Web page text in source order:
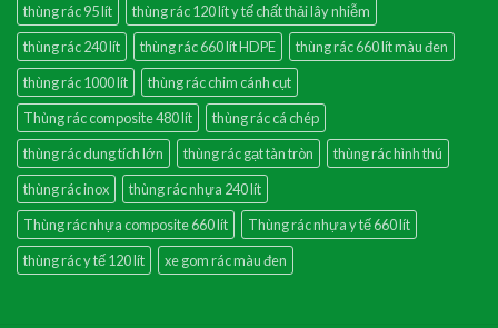
thùng rác 95 lít
thùng rác 120 lít y tế chất thải lây nhiễm
thùng rác 240 lít
thùng rác 660 lít HDPE
thùng rác 660 lít màu đen
thùng rác 1000 lít
thùng rác chim cánh cụt
Thùng rác composite 480 lít
thùng rác cá chép
thùng rác dung tích lớn
thùng rác gạt tàn tròn
thùng rác hình thú
thùng rác inox
thùng rác nhựa 240 lít
Thùng rác nhựa composite 660 lít
Thùng rác nhựa y tế 660 lít
thùng rác y tế 120 lít
xe gom rác màu đen